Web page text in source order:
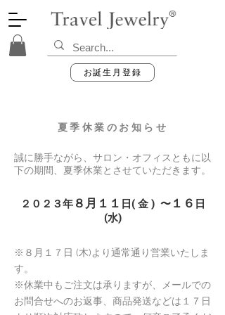
お誕生月登録
夏季休業のお知らせ
誠に勝手ながら、サロン・オフィスともに以
下の期間、夏季休業とさせていただきます。
２０２ ​３年８ 月１１ 日( 金 ) 〜１６ 日
(水)
※８月１７ 日 (木)より通常通り営業いたしま
す。
※休業中もご注文は承りますが、メールでの
お問合せへのお返事、商品発送などは１７日